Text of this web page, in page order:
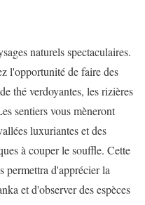
naturels spectaculaires.
l'opportunité de faire des
thé verdoyantes, les rizières
sentiers vous mèneront
luxuriantes et des
à couper le souffle. Cette
permettra d'apprécier la
et d'observer des espèces